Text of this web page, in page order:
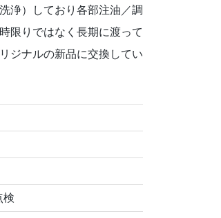
浄）しており各部注油／調
限りではなく長期に渡って
ジナルの新品に交換してい
検